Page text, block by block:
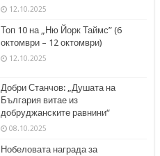
12.10.2025
Топ 10 на „Ню Йорк Таймс” (6
октомври – 12 октомври)
12.10.2025
Добри Станчов: „Душата на
България витае из
добруджанските равнини“
08.10.2025
Нобеловата награда за